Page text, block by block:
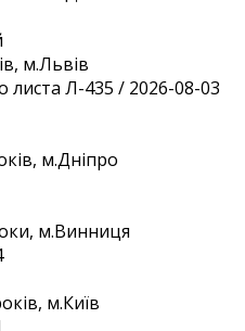
м.Львів
листа Л-435 / 2026-08-03
м.Дніпро
м.Винниця
м.Київ